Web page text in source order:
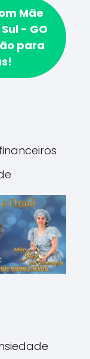
Mãe
- GO
para